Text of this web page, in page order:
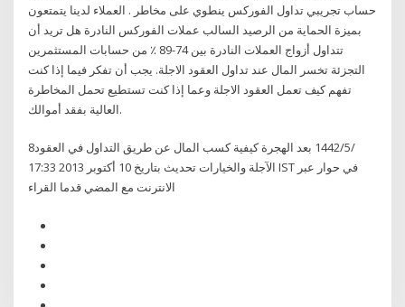
حساب تجريبي تداول الفوركس ينطوي على مخاطر . العملاء لدينا يتمتعون
بميزة الحماية من الرصيد السالب عملات الفوركس النادرة هل تريد أن
تتداول أزواج العملات النادرة بين 74-89 ٪ من حسابات المستثمرين
التجزئة تخسر المال عند تداول العقود الاجلة. يجب أن تفكر فيما إذا كنت
تفهم كيف تعمل العقود الاجلة وعما إذا كنت تستطيع تحمل المخاطرة
العالية بفقد أموالك.
8‏‏/5‏‏/1442 بعد الهجرة كيفية كسب المال عن طريق التداول في العقود
الآجلة والخيارات تحديث بتاريخ 10 أكتوبر 2013 17:33 IST في حوار عبر
الانترنت مع المضي قدما القراء